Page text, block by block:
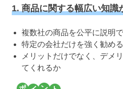
1. 商品に関する幅広い知識
複数社の商品を公平に説明
特定の会社だけを強く勧め
メリットだけでなく、デメ
てくれるか